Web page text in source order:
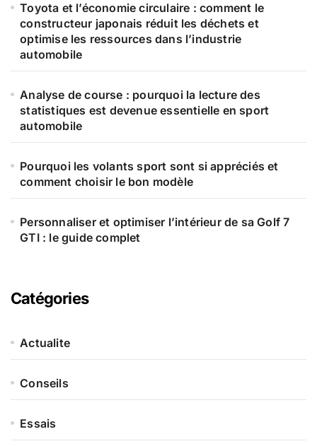
: Toyota et l’économie circulaire : comment le
constructeur japonais réduit les déchets et
optimise les ressources dans l’industrie
automobile
Analyse de course : pourquoi la lecture des
statistiques est devenue essentielle en sport
automobile
Pourquoi les volants sport sont si appréciés et
comment choisir le bon modèle
Personnaliser et optimiser l’intérieur de sa Golf 7
GTI : le guide complet
Catégories
Actualite
Conseils
Essais